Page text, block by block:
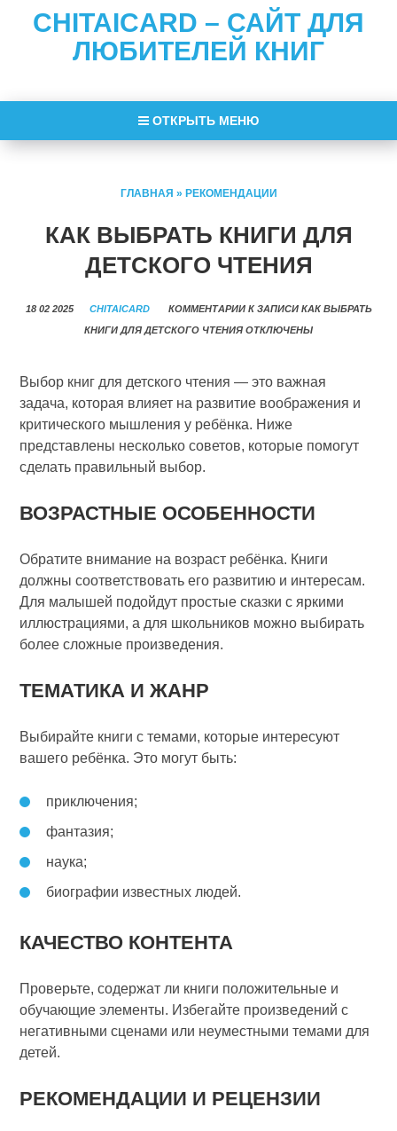
CHITAICARD – САЙТ ДЛЯ
ЛЮБИТЕЛЕЙ КНИГ
ОТКРЫТЬ МЕНЮ
ГЛАВНАЯ » РЕКОМЕНДАЦИИ
КАК ВЫБРАТЬ КНИГИ ДЛЯ
ДЕТСКОГО ЧТЕНИЯ
18 02 2025 CHITAICARD КОММЕНТАРИИК ЗАПИСИ КАК ВЫБРАТЬ
КНИГИ ДЛЯ ДЕТСКОГО ЧТЕНИЯ ОТКЛЮЧЕНЫ
Выбор книг для детского чтения — это важная
задача, которая влияет на развитие воображения и
критического мышления у ребёнка. Ниже
представлены несколько советов, которые помогут
сделать правильный выбор.
ВОЗРАСТНЫЕ ОСОБЕННОСТИ
Обратите внимание на возраст ребёнка. Книги
должны соответствовать его развитию и интересам.
Для малышей подойдут простые сказки с яркими
иллюстрациями, а для школьников можно выбирать
более сложные произведения.
ТЕМАТИКА И ЖАНР
Выбирайте книги с темами, которые интересуют
вашего ребёнка. Это могут быть:
приключения;
фантазия;
наука;
биографии известных людей.
КАЧЕСТВО КОНТЕНТА
Проверьте, содержат ли книги положительные и
обучающие элементы. Избегайте произведений с
негативными сценами или неуместными темами для
детей.
РЕКОМЕНДАЦИИ И РЕЦЕНЗИИ